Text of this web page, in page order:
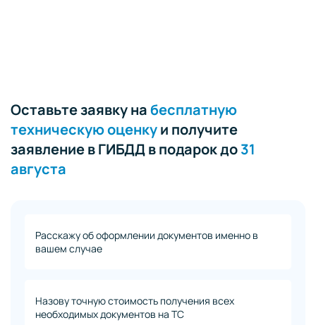
Оставьте заявку набесплатную
техническую оценкуи получите
заявление в ГИБДД в подарок до31
августа
Расскажу об оформлении документов именно в
вашем случае
Назову точную стоимость получения всех
необходимых документов на ТС